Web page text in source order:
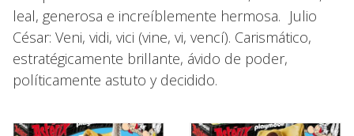
leal, generosa e increíblemente hermosa. Julio
César: Veni, vidi, vici (vine, vi, vencí). Carismático,
estratégicamente brillante, ávido de poder,
políticamente astuto y decidido.